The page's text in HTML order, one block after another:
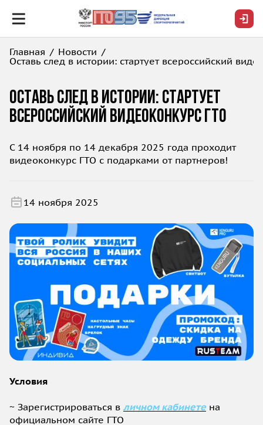
Главная
Новости
Оставь след в истории: стартует всероссийский
Оставь след в истории: стартует
всероссийский видеоконкурс ГТО
С 14 ноября по 14 декабря 2025 года проходит
видеоконкурс ГТО с подарками от партнеров!
14 ноября 2025
Условия
~ Зарегистрироваться в личном кабинете на
официальном сайте ГТО